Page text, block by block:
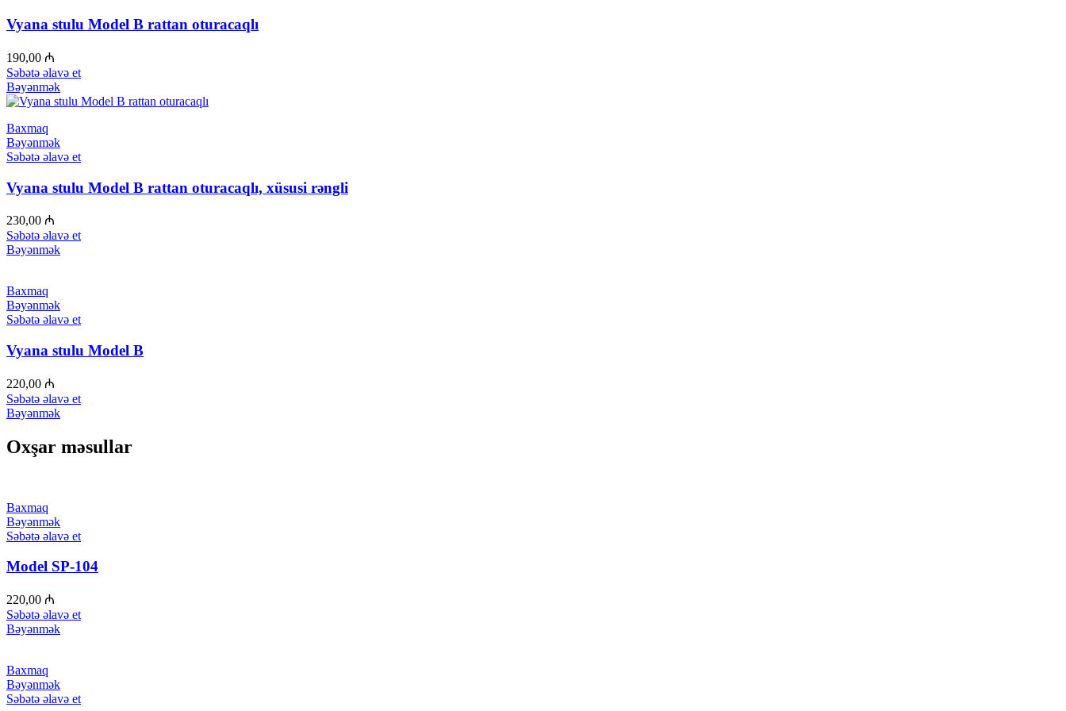
Vyana stulu Model B rattan oturacaqlı
190,00 ₼
Səbətə əlavə et
Bəyənmək
Baxmaq
Bəyənmək
Səbətə əlavə et
Vyana stulu Model B rattan oturacaqlı, xüsusi rəngli
230,00 ₼
Səbətə əlavə et
Bəyənmək
Baxmaq
Bəyənmək
Səbətə əlavə et
Vyana stulu Model B
220,00 ₼
Səbətə əlavə et
Bəyənmək
Oxşar məsullar
Baxmaq
Bəyənmək
Səbətə əlavə et
Model SP-104
220,00 ₼
Səbətə əlavə et
Bəyənmək
Baxmaq
Bəyənmək
Səbətə əlavə et